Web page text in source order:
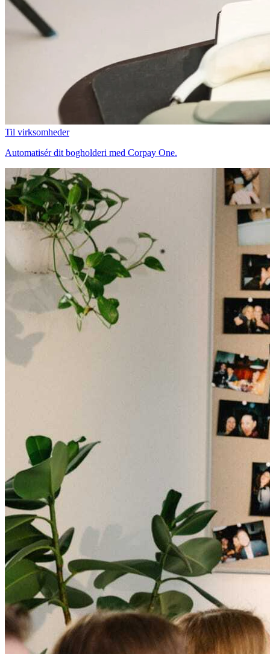
Til virksomheder
Automatisér dit bogholderi med Corpay One.